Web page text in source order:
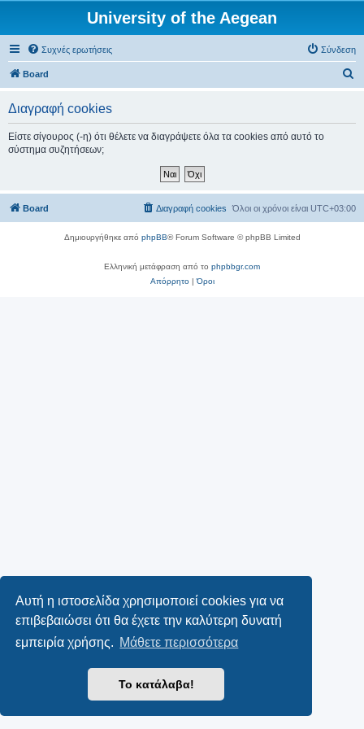
Αυτή η ιστοσελίδα χρησιμοποιεί cookies για να
επιβεβαιώσει ότι θα έχετε την καλύτερη δυνατή
εμπειρία χρήσης. Μάθετε περισσότερα
Το κατάλαβα!
University of the Aegean
Συχνές ερωτήσεις Σύνδεση
Board
σ
Διαγραφή cookies
Είστε σίγουρος (-η) ότι θέλετε να διαγράψετε όλα τα cookies από αυτό το
σύστημα συζητήσεων;
Board Όλοι οι χρόνοι είναι UTC+03:00
Διαγραφή cookies
Δημιουργήθηκε από phpBB® Forum Software © phpBB Limited
Ελληνική μετάφραση από το phpbbgr.com
Απόρρητο|Όροι